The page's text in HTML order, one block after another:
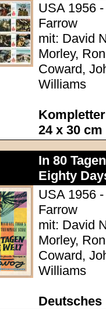
USA 1956
Farrow
mit: David
Morley,
Coward,
Williams
24 x 30 cm
In 80
Eighty
USA 1956
Farrow
mit: David
Morley,
Coward,
Williams